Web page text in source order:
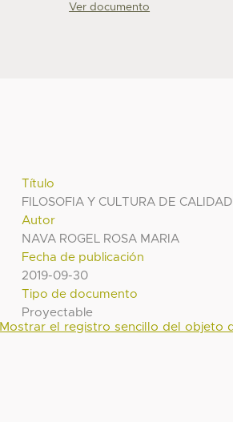
Ver documento
Título
FILOSOFIA Y CULTURA DE CALIDAD
Autor
NAVA ROGEL ROSA MARIA
Fecha de publicación
2019-09-30
Tipo de documento
Proyectable
Mostrar el registro sencillo del objeto